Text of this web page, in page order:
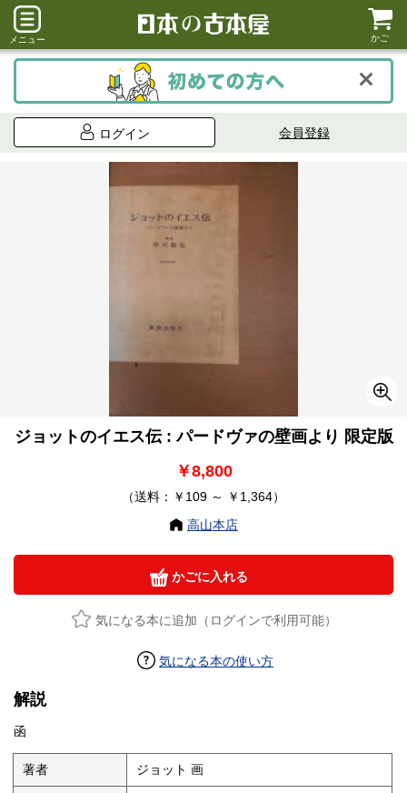
メニュー かご
ログイン 会員登録
ジョットのイエス伝 : パードヴァの壁画より 限定版
￥8,800
（送料：￥109 ～ ￥1,364）
高山本店
かごに入れる
気になる本に追加（ログインで利用可能）
気になる本の使い方
解説
函
著者 ジョット 画